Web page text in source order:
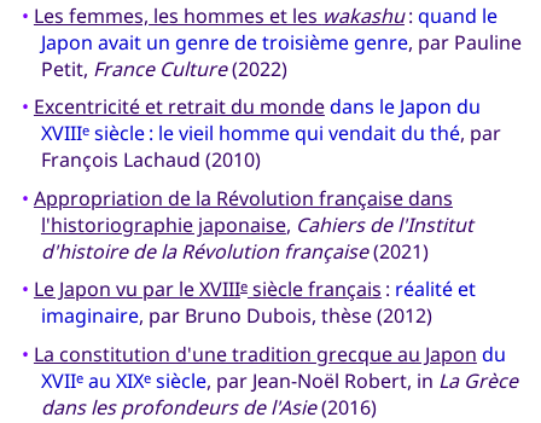
• Les femmes, les hommes et les wakashu: quand le
Japon avait un genre de troisième genre, par Pauline
Petit, France Culture(2022)
• Excentricité et retrait du mondedans le Japon du
XVIIIesiècle : le vieil homme qui vendait du thé, par
François Lachaud (2010)
• Appropriation de la Révolution française dans
l'historiographie japonaise, Cahiers de l'Institut
d'histoire de la Révolution française(2021)
• Le Japon vu par le XVIIIesiècle français : réalité et
imaginaire, par Bruno Dubois, thèse (2012)
• La constitution d'une tradition grecque au Japon du
XVIIeau XIXesiècle, par Jean-Noël Robert, in La Grèce
dans les profondeurs de l'Asie(2016)